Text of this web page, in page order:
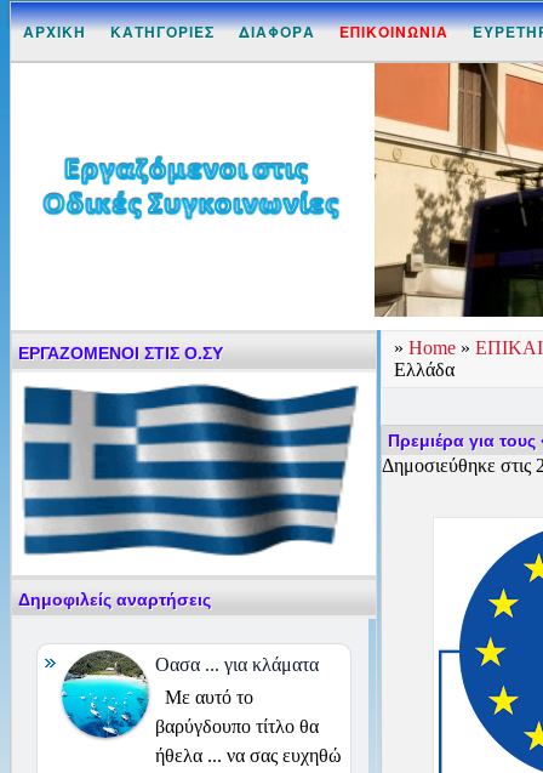
ΑΡΧΙΚΗ ΚΑΤΗΓΟΡΙΕΣ ΔΙΑΦΟΡΑ ΕΠΙΚΟΙΝΩΝΙΑ
» Home »
Ελλάδα
Πρεμιέρα για
Δημοσιεύθηκε στις
ΕΡΓΑΖΟΜΕΝΟΙ ΣΤΙΣ Ο.ΣΥ
Δημοφιλείς αναρτήσεις
Οασα ... για κλάματα
Με αυτό το
βαρύγδουπο τίτλο θα
ήθελα ... να σας ευχηθώ